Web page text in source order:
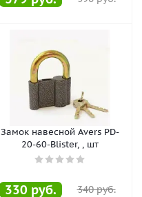
Замок навесной Avers PD-
20-60-Blister, , шт
330 руб. 340руб.